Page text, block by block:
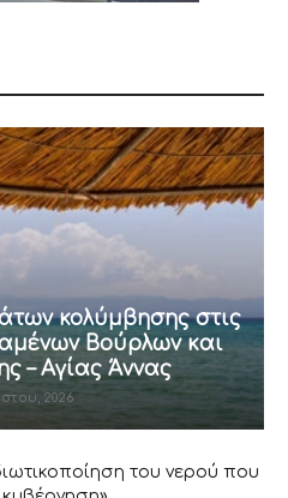
κολύμβησης στις
Βούρλων και
– Αγίας Άννας
2026
του νερού που